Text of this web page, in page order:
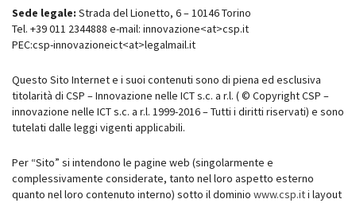
Sede legale: Strada del Lionetto, 6 – 10146 Torino
Tel. +39 011 2344888 e-mail: innovazione<at>csp.it
PEC:csp-innovazioneict<at>legalmail.it
Questo Sito Internet e i suoi contenuti sono di piena ed esclusiva
titolarità di CSP – Innovazione nelle ICT s.c. a r.l. ( © Copyright CSP –
innovazione nelle ICT s.c. a r.l. 1999-2016 – Tutti i diritti riservati) e sono
tutelati dalle leggi vigenti applicabili.
Per “Sito” si intendono le pagine web (singolarmente e
complessivamente considerate, tanto nel loro aspetto esterno
quanto nel loro contenuto interno) sotto il dominio www.csp.iti layout